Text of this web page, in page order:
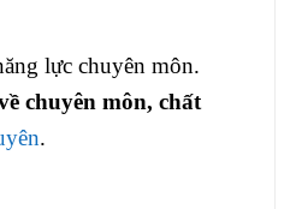
lực chuyên môn.
chuyên môn, chất
.